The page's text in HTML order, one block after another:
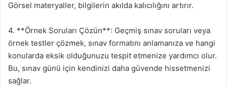
Görsel materyaller, bilgilerin akılda kalıcılığını artırır.
4. **Örnek Soruları Çözün**: Geçmiş sınav soruları veya
örnek testler çözmek, sınav formatını anlamanıza ve hangi
konularda eksik olduğunuzu tespit etmenize yardımcı olur.
Bu, sınav günü için kendinizi daha güvende hissetmenizi
sağlar.